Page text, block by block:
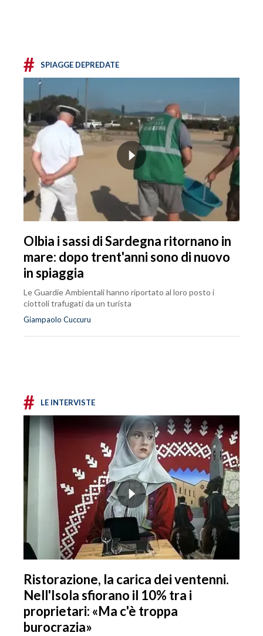
# SPIAGGE DEPREDATE
Olbia i sassi di Sardegna ritornano in
mare: dopo trent'anni sono di nuovo
in spiaggia
Le Guardie Ambientali hanno riportato al loro posto i
ciottoli trafugati da un turista
Giampaolo Cuccuru
# LE INTERVISTE
Ristorazione, la carica dei ventenni.
Nell'Isola sfiorano il 10% tra i
proprietari: «Ma c'è troppa
burocrazia»